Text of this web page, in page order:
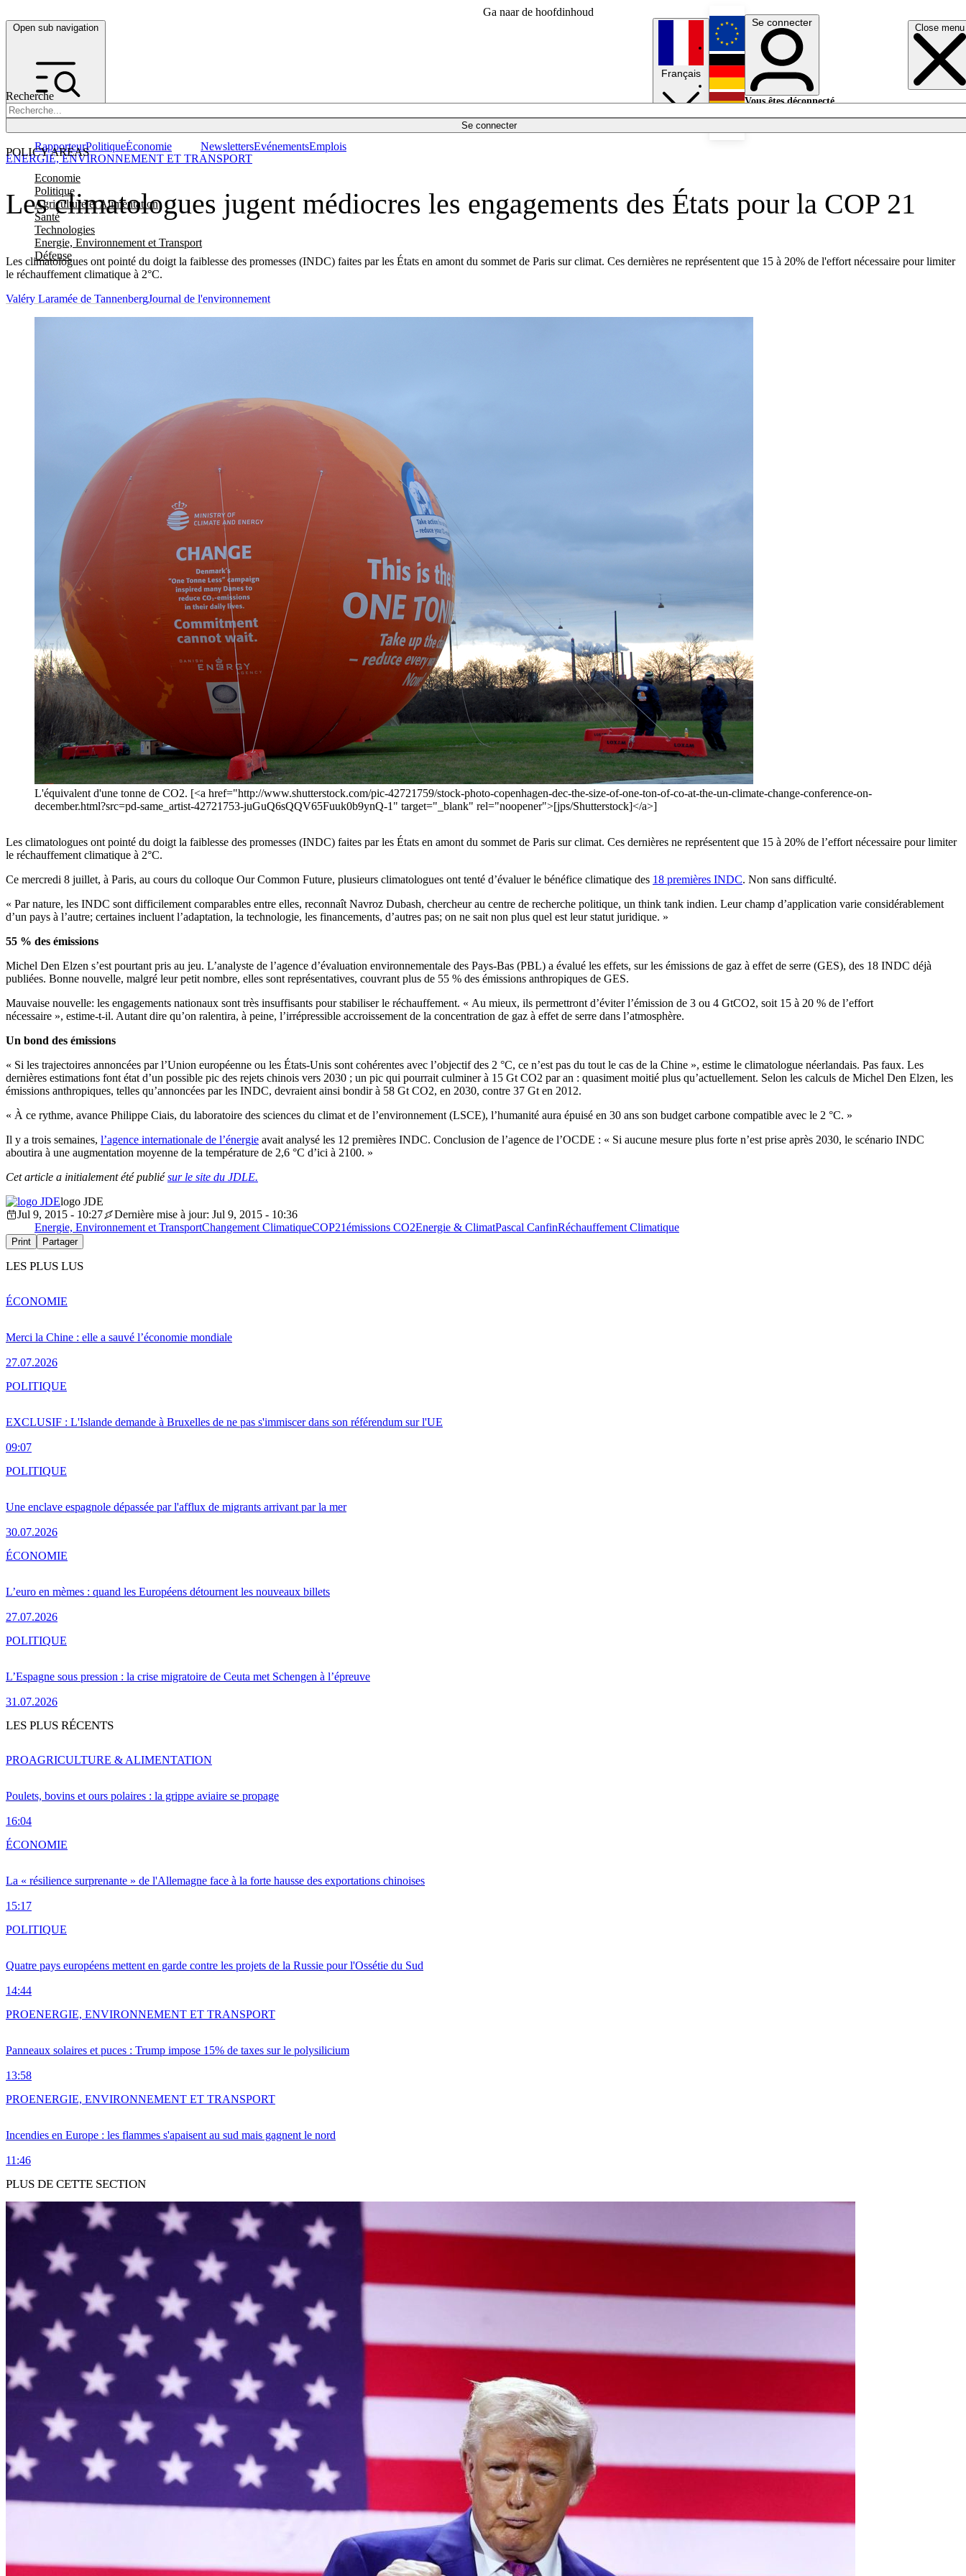
Ga naar de hoofdinhoud
Open sub navigation Close menu
Recherche
Se connecter
POLICY AREAS
Economie
Politique
Agriculture et Alimentation
Santé
Technologies
Energie, Environnement et Transport
Défense
RapporteurPolitiqueÉconomie NewslettersEvénementsEmplois
Français
English
Deutsch
Se connecter
Vous êtes déconnecté.
Les climatologues jugent médiocres les engagements des États pour la COP 21
Les climatologues ont pointé du doigt la faiblesse des promesses (INDC) faites par les États en amont du sommet de Paris sur climat. Ces dernières ne représentent que 15 à 20% de l'effort nécessaire pour limiter
le réchauffement climatique à 2°C.
ENERGIE, ENVIRONNEMENT ET TRANSPORT
Valéry Laramée de TannenbergJournal de l'environnement
L'équivalent d'une tonne de CO2. [<a href="http://www.shutterstock.com/pic-42721759/stock-photo-copenhagen-dec-the-size-of-one-ton-of-co-at-the-un-climate-change-conference-on-
december.html?src=pd-same_artist-42721753-juGuQ6sQQV65Fuuk0b9ynQ-1" target="_blank" rel="noopener">[jps/Shutterstock]</a>]
Les climatologues ont pointé du doigt la faiblesse des promesses (INDC) faites par les États en amont du sommet de Paris sur climat. Ces dernières ne représentent que 15 à 20% de l’effort nécessaire pour limiter
le réchauffement climatique à 2°C.
Ce mercredi 8 juillet, à Paris, au cours du colloque Our Common Future, plusieurs climatologues ont tenté d’évaluer le bénéfice climatique des 18 premières INDC. Non sans difficulté.
« Par nature, les INDC sont difficilement comparables entre elles, reconnaît Navroz Dubash, chercheur au centre de recherche politique, un think tank indien. Leur champ d’application varie considérablement
d’un pays à l’autre; certaines incluent l’adaptation, la technologie, les financements, d’autres pas; on ne sait non plus quel est leur statut juridique. »
55 % des émissions
Michel Den Elzen s’est pourtant pris au jeu. L’analyste de l’agence d’évaluation environnementale des Pays-Bas (PBL) a évalué les effets, sur les émissions de gaz à effet de serre (GES), des 18 INDC déjà
publiées. Bonne nouvelle, malgré leur petit nombre, elles sont représentatives, couvrant plus de 55 % des émissions anthropiques de GES.
Mauvaise nouvelle: les engagements nationaux sont très insuffisants pour stabiliser le réchauffement. « Au mieux, ils permettront d’éviter l’émission de 3 ou 4 GtCO2, soit 15 à 20 % de l’effort
nécessaire », estime-t-il. Autant dire qu’on ralentira, à peine, l’irrépressible accroissement de la concentration de gaz à effet de serre dans l’atmosphère.
Un bond des émissions
« Si les trajectoires annoncées par l’Union européenne ou les États-Unis sont cohérentes avec l’objectif des 2 °C, ce n’est pas du tout le cas de la Chine », estime le climatologue néerlandais. Pas faux. Les
dernières estimations font état d’un possible pic des rejets chinois vers 2030 ; un pic qui pourrait culminer à 15 Gt CO2 par an : quasiment moitié plus qu’actuellement. Selon les calculs de Michel Den Elzen, les
émissions anthropiques, telles qu’annoncées par les INDC, devraient ainsi bondir à 58 Gt CO2, en 2030, contre 37 Gt en 2012.
« À ce rythme, avance Philippe Ciais, du laboratoire des sciences du climat et de l’environnement (LSCE), l’humanité aura épuisé en 30 ans son budget carbone compatible avec le 2 °C. »
Il y a trois semaines, l’agence internationale de l’énergie avait analysé les 12 premières INDC. Conclusion de l’agence de l’OCDE : « Si aucune mesure plus forte n’est prise après 2030, le scénario INDC
aboutira à une augmentation moyenne de la température de 2,6 °C d’ici à 2100. »
Cet article a initialement été publiésur le site du JDLE.
logo JDE
Jul 9, 2015 - 10:27
Dernière mise à jour: Jul 9, 2015 - 10:36
Energie, Environnement et TransportChangement ClimatiqueCOP21émissions CO2Energie & ClimatPascal CanfinRéchauffement Climatique
Print Partager
LES PLUS LUS
Merci la Chine : elle a sauvé l’économie mondiale
27.07.2026
ÉCONOMIE
EXCLUSIF : L'Islande demande à Bruxelles de ne pas s'immiscer dans son référendum sur l'UE
09:07
POLITIQUE
Une enclave espagnole dépassée par l'afflux de migrants arrivant par la mer
30.07.2026
POLITIQUE
L’euro en mèmes : quand les Européens détournent les nouveaux billets
27.07.2026
ÉCONOMIE
L’Espagne sous pression : la crise migratoire de Ceuta met Schengen à l’épreuve
31.07.2026
POLITIQUE
LES PLUS RÉCENTS
Poulets, bovins et ours polaires : la grippe aviaire se propage
16:04
PROAGRICULTURE & ALIMENTATION
La « résilience surprenante » de l'Allemagne face à la forte hausse des exportations chinoises
15:17
ÉCONOMIE
Quatre pays européens mettent en garde contre les projets de la Russie pour l'Ossétie du Sud
14:44
POLITIQUE
Panneaux solaires et puces : Trump impose 15% de taxes sur le polysilicium
13:58
PROENERGIE, ENVIRONNEMENT ET TRANSPORT
Incendies en Europe : les flammes s'apaisent au sud mais gagnent le nord
11:46
PROENERGIE, ENVIRONNEMENT ET TRANSPORT
PLUS DE CETTE SECTION